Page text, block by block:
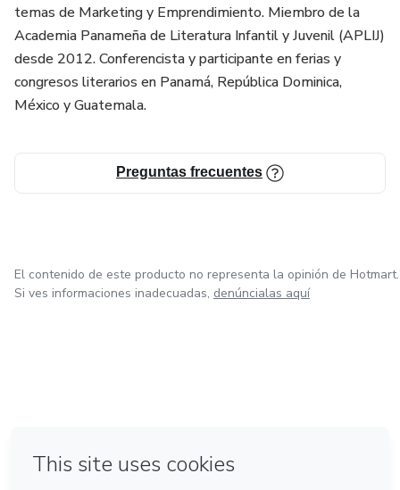
temas de Marketing y Emprendimiento. Miembro de la
Academia Panameña de Literatura Infantil y Juvenil (APLIJ)
desde 2012. Conferencista y participante en ferias y
congresos literarios en Panamá, República Dominica,
México y Guatemala.
Preguntas frecuentes
El contenido de este producto no representa la opinión de Hotmart.
Si ves informaciones inadecuadas, denúncialas aquí
Hecho con❤ en Ciudad de México